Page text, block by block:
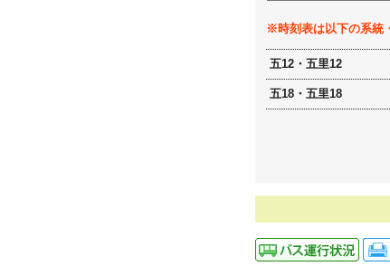
※時刻表は以下の系統
五12・五里12
五18・五里18